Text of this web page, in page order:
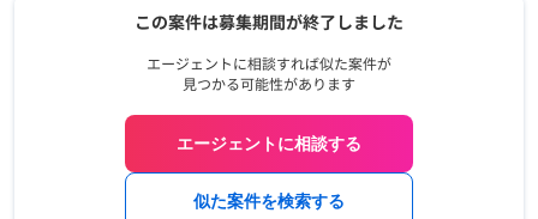
エージェントに相談する
似た案件を検索する